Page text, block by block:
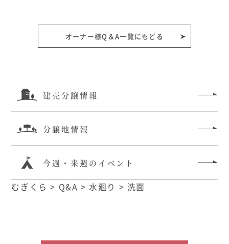
オーナー様Q＆A一覧にもどる
建売分譲情報
分譲地情報
今週・来週のイベント
むぎくら > Q&A >水廻り > 洗面